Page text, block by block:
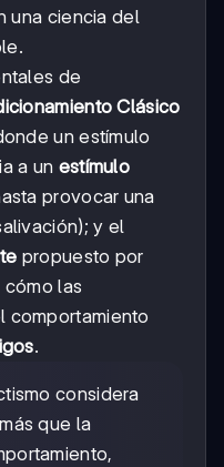
una ciencia del
de
Clásico
un estímulo
a un estímulo
provocar una
y el
propuesto por
las
comportamiento
.
considera
que la